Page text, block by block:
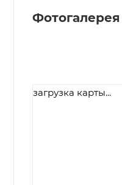
Фотогалерея
загрузка карты...